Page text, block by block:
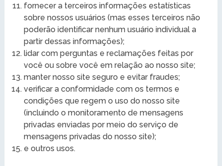
fornecer a terceiros informações estatísticas
sobre nossos usuários (mas esses terceiros não
poderão identificar nenhum usuário individual a
partir dessas informações);
lidar com perguntas e reclamações feitas por
você ou sobre você em relação ao nosso site;
manter nosso site seguro e evitar fraudes;
verificar a conformidade com os termos e
condições que regem o uso do nosso site
(incluindo o monitoramento de mensagens
privadas enviadas por meio do serviço de
mensagens privadas do nosso site);
e outros usos.